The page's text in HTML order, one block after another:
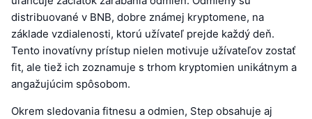
distribuované v BNB, dobre známej kryptomene, na
základe vzdialenosti, ktorú užívateľ prejde každý deň.
Tento inovatívny prístup nielen motivuje užívateľov zostať
fit, ale tiež ich zoznamuje s trhom kryptomien unikátnym a
angažujúcim spôsobom.
Okrem sledovania fitnesu a odmien, Step obsahuje aj